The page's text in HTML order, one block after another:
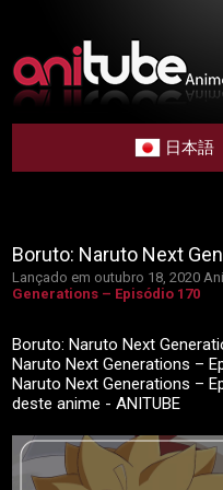
日本語
Boruto: Naruto Next
Lançado em outubro 18, 2020
Generations – Episódio 170
Boruto: Naruto Next
Naruto Next Generations –
Naruto Next Generations –
deste anime - ANITUBE